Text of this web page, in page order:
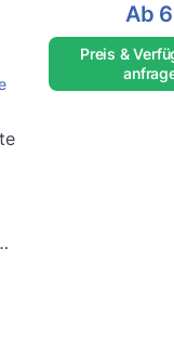
Ab
Preis &